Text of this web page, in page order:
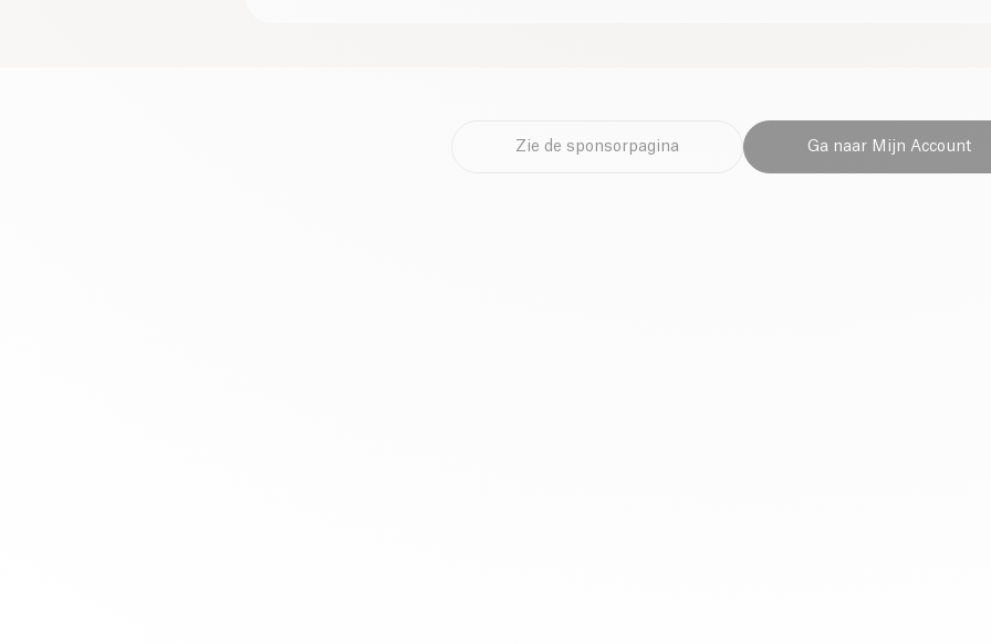
Zie de sponsorpagina Ga naar Mijn Account